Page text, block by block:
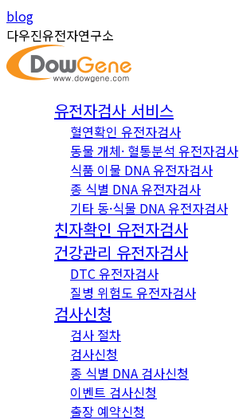
Skip
to
content
Instagram
page
opens
in
YouTube
page
opens
in
blog
다우진유전자연구소
유전자검사 서비스
혈연확인 유전자검사
동물 개체· 혈통분석 유전자검사
식품 이물 DNA 유전자검사
종 식별 DNA 유전자검사
기타 동·식물 DNA 유전자검사
친자확인 유전자검사
건강관리 유전자검사
DTC 유전자검사
질병 위험도 유전자검사
검사신청
검사 절차
검사신청
종 식별 DNA 검사신청
이벤트 검사신청
출장 예약신청